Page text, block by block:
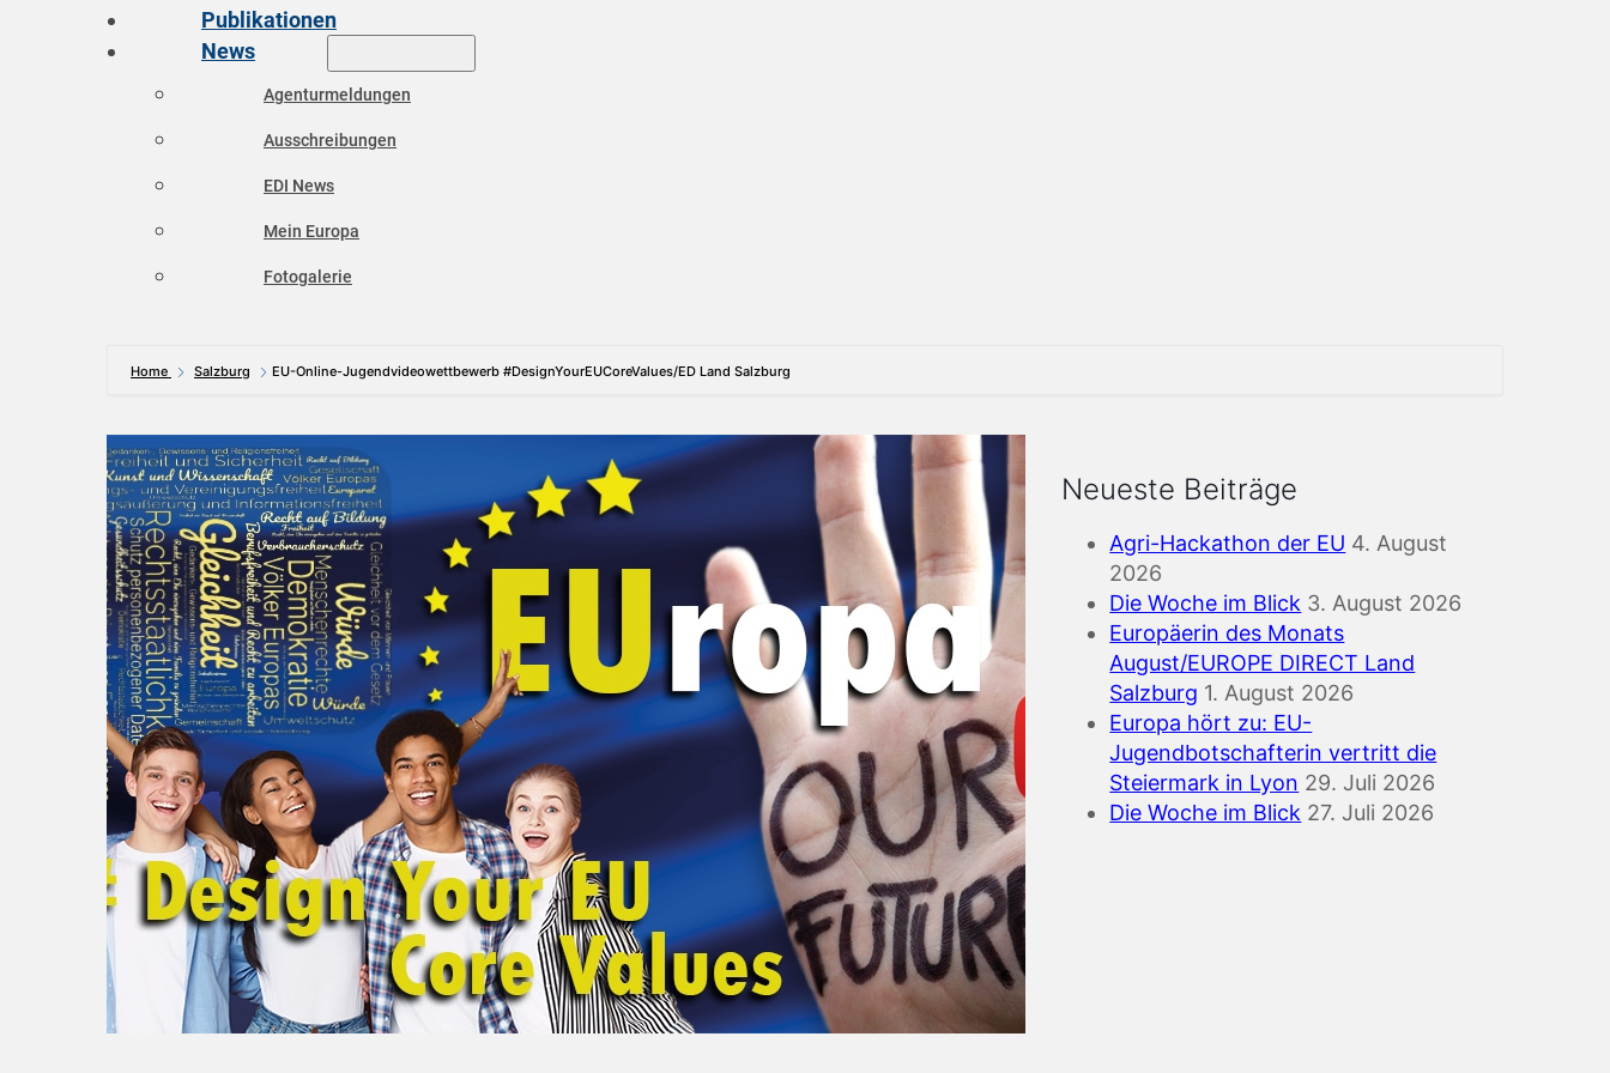
Publikationen
News
Agenturmeldungen
Ausschreibungen
EDI News
Mein Europa
Fotogalerie
Home Salzburg EU-Online-Jugendvideowettbewerb #DesignYourEUCoreValues/ED Land Salzburg
Neueste Beiträge
Agri-Hackathon der EU 4. August
2026
Die Woche im Blick 3. August 2026
Europäerin des Monats
August/EUROPE DIRECT Land
Salzburg 1. August 2026
Europa hört zu: EU-
Jugendbotschafterin vertritt die
Steiermark in Lyon 29. Juli 2026
Die Woche im Blick 27. Juli 2026